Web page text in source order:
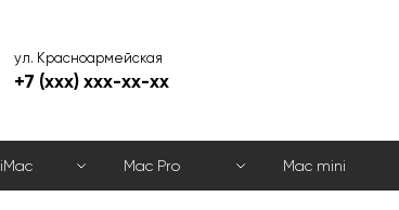
ул. Красноармейская
+7 (xxx) xxx-xx-xx
iMac Mac Pro Mac mini